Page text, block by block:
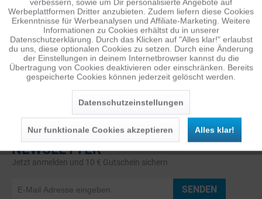
NEWSLETTER
Jetzt anmelden und 10 € Gutschein sichern
SENDEN
Tracking Inaktiv
Personalisierung Inaktiv
Service Inaktiv
verbessern, sowie um Dir personalisierte Angebote auf
Werbeplattformen Dritter anzubieten. Zudem liefern diese Cookies
Erkenntnisse für Werbeanalysen und Affiliate-Marketing. Weitere
Informationen zu Cookies erhältst du in unserer
Datenschutzerklärung. Durch das Klicken auf "Alles klar!" erlaubst
du uns, diese optionalen Cookies zu setzen. Durch eine Änderung
der Einstellungen in deinem Internetbrowser kannst du die
Übertragung von Cookies deaktivieren oder einschränken. Bereits
gespeicherte Cookies können jederzeit gelöscht werden.
Datenschutzeinstellungen
Nur funktionale Cookies akzeptieren Alles klar!